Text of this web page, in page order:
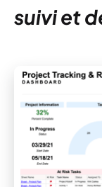
suivi et